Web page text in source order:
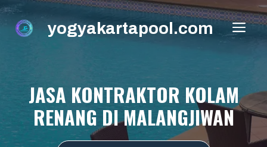
Skip
to
content
yogyakartapool.com
JASA KONTRAKTOR KOLAM
RENANG DI MALANGJIWAN